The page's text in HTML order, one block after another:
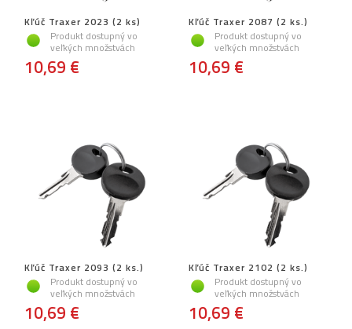
Kľúč Traxer 2023 (2 ks)
Produkt dostupný vo
veľkých množstvách
10,69 €
Kľúč Traxer 2087 (2 ks.)
Produkt dostupný vo
veľkých množstvách
10,69 €
Kľúč Traxer 2093 (2 ks.)
Produkt dostupný vo
veľkých množstvách
10,69 €
Kľúč Traxer 2102 (2 ks.)
Produkt dostupný vo
veľkých množstvách
10,69 €